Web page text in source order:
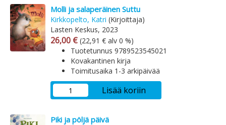
Molli ja salaperäinen Suttu
Kirkkopelto, Katri (Kirjoittaja)
Lasten Keskus, 2023
Arvonlisäverollinen hinta
26,00 € Arvonlisäveroton hinta
(22,91 € alv 0 %)
Tuotetunnus 9789523545021
Kovakantinen kirja
Toimitusaika 1-3 arkipäivää
Lisää koriin
Piki ja pöljä päivä